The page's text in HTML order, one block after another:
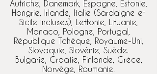
Autriche, Danemark, Espagne, Estonie,
Hongrie, Irlande, Italie (Sardaigne et
Sicile incluses), Lettonie, Lituanie,
Monaco, Pologne, Portugal,
République Tchèque, Royaume-Uni,
Slovaquie, Slovénie, Suède.
Bulgarie, Croatie, Finlande, Grèce,
Norvège, Roumanie.